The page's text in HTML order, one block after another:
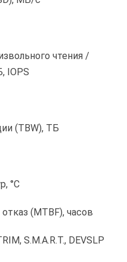
чтения /
IOPS
(TBW), ТБ
°С
(MTBF), часов
S.M.A.R.T., DEVSLP